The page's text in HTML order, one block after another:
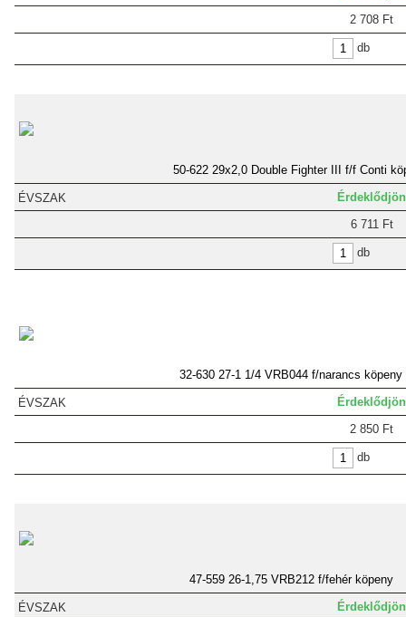
2 708 Ft
db
50-622 29x2,0 Double Fighter III f/f Conti
Érdeklődjön
6 711 Ft
db
32-630 27-1 1/4 VRB044 f/narancs köpeny
Érdeklődjön
2 850 Ft
db
47-559 26-1,75 VRB212 f/fehér köpeny
Érdeklődjön